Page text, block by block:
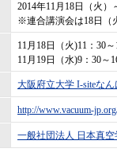
2014年11月18日（火）
※連合講演会は18日（
11月18日（火)11：30
11月19日（水)9：30～
大阪府立大学 I-siteなん
http://www.vacuum-
一般社団法人 日本真空